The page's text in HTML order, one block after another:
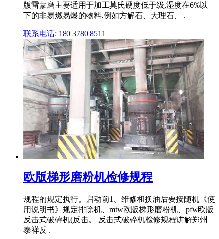
版雷蒙磨主要适用于加工莫氏硬度低于级,湿度在6%以
下的非易燃易爆的物料,例如方解石、大理石、 .
联系电话: 180 3780 8511
欧版梯形磨粉机检修规程
规程的规定执行。启动前1、维修和换油后要按随机《使
用说明书》规定排除机、mtw欧版梯形磨粉机、pfw欧版
反击式破碎机(反击。 反击式破碎机检修规程讲解郑州
泰祥反 .